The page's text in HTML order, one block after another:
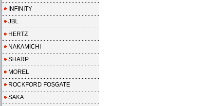
INFINITY
JBL
HERTZ
NAKAMICHI
SHARP
MOREL
ROCKFORD FOSGATE
SAKA